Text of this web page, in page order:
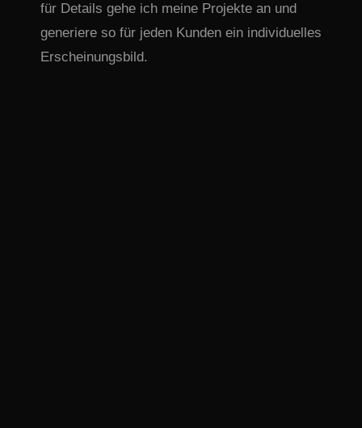
für Details gehe ich meine Projekte an und
generiere so für jeden Kunden ein individuelles
Erscheinungsbild.